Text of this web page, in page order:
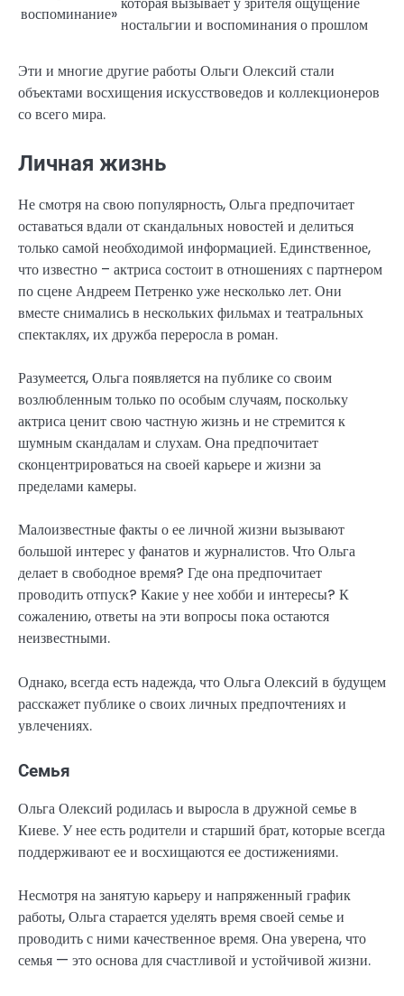
воспоминание»
ностальгии и воспоминания о прошлом
Эти и многие другие работы Ольги Олексий стали
объектами восхищения искусствоведов и коллекционеров
со всего мира.
Личная жизнь
Не смотря на свою популярность, Ольга предпочитает
оставаться вдали от скандальных новостей и делиться
только самой необходимой информацией. Единственное,
что известно – актриса состоит в отношениях с партнером
по сцене Андреем Петренко уже несколько лет. Они
вместе снимались в нескольких фильмах и театральных
спектаклях, их дружба переросла в роман.
Разумеется, Ольга появляется на публике со своим
возлюбленным только по особым случаям, поскольку
актриса ценит свою частную жизнь и не стремится к
шумным скандалам и слухам. Она предпочитает
сконцентрироваться на своей карьере и жизни за
пределами камеры.
Малоизвестные факты о ее личной жизни вызывают
большой интерес у фанатов и журналистов. Что Ольга
делает в свободное время? Где она предпочитает
проводить отпуск? Какие у нее хобби и интересы? К
сожалению, ответы на эти вопросы пока остаются
неизвестными.
Однако, всегда есть надежда, что Ольга Олексий в будущем
расскажет публике о своих личных предпочтениях и
увлечениях.
Семья
Ольга Олексий родилась и выросла в дружной семье в
Киеве. У нее есть родители и старший брат, которые всегда
поддерживают ее и восхищаются ее достижениями.
Несмотря на занятую карьеру и напряженный график
работы, Ольга старается уделять время своей семье и
проводить с ними качественное время. Она уверена, что
семья — это основа для счастливой и устойчивой жизни.